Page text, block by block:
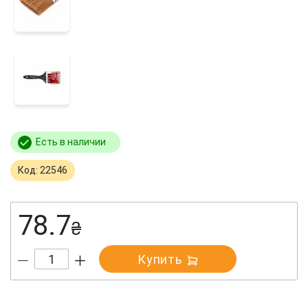
Есть в наличии
Код: 22546
78.7₴
Купить